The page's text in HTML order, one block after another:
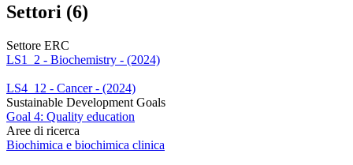
Settori (6)
Settore ERC
LS1_2 - Biochemistry - (2024)
LS4_12 - Cancer - (2024)
Sustainable Development Goals
Goal 4: Quality education
Aree di ricerca
Biochimica e biochimica clinica